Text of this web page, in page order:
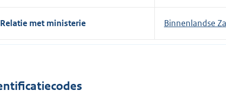
Relatie met ministerie Binnenlandse